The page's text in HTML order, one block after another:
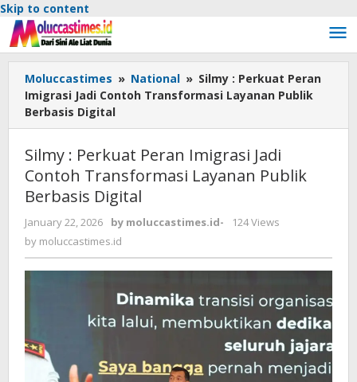
Skip to content
Moluccastimes » National » Silmy : Perkuat Peran
Imigrasi Jadi Contoh Transformasi Layanan Publik
Berbasis Digital
Silmy : Perkuat Peran Imigrasi Jadi
Contoh Transformasi Layanan Publik
Berbasis Digital
January 22, 2026 by moluccastimes.id-
124 Views
by moluccastimes.id